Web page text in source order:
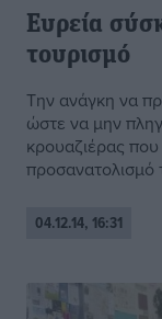
Ευρεία
τουρισμό
Την ανάγκη να
ώστε να μην
κρουαζιέρας
προσανατολισμό
04.12.14, 16:31